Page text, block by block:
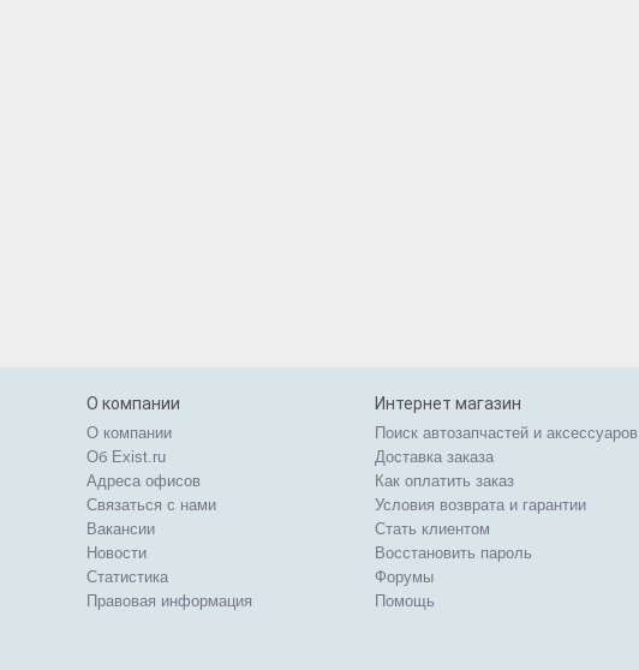
О компании
О компании
Об Exist.ru
Адреса офисов
Связаться с нами
Вакансии
Новости
Статистика
Правовая информация
Интернет магазин
Поиск автозапчастей и аксессуаров
Доставка заказа
Как оплатить заказ
Условия возврата и гарантии
Стать клиентом
Восстановить пароль
Форумы
Помощь